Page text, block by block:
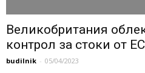
Великобритания
контрол за стоки от ЕС
budilnik - 05/04/2023